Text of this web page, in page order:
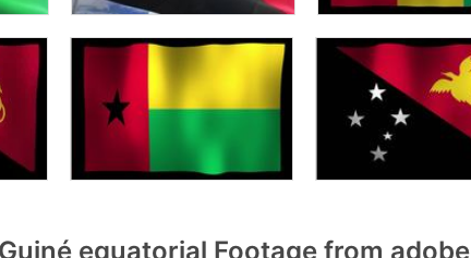
equatorial Footage from adobe